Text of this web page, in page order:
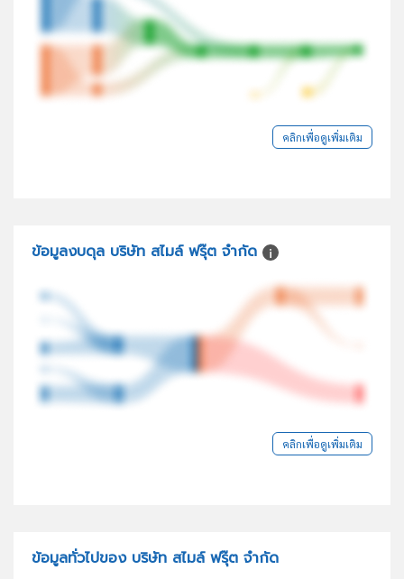
คลิกเพื่อดูเพิ่มเติม
ข้อมูลงบดุล บริษัท สไมล์ ฟรุ๊ต จำกัด
คลิกเพื่อดูเพิ่มเติม
ข้อมูลทั่วไปของ บริษัท สไมล์ ฟรุ๊ต จำกัด